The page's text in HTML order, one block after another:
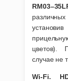
цветов).
случае не
Wi-Fi.